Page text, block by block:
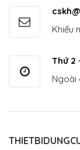
Khiếu
Thứ 2
Ngoài